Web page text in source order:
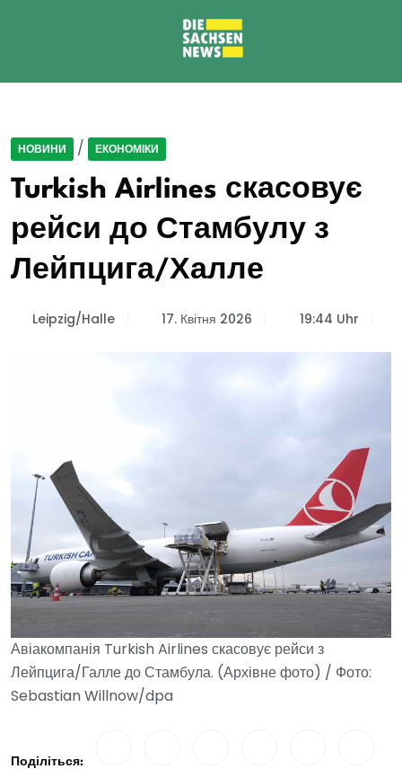
НОВИНИ / ЕКОНОМІКИ
Turkish Airlines скасовує
рейси до Стамбулу з
Лейпцига/Халле
Leipzig/Halle 17. Квітня 2026 19:44 Uhr
Авіакомпанія Turkish Airlines скасовує рейси з
Лейпцига/Галле до Стамбула. (Архівне фото) / Фото:
Sebastian Willnow/dpa
Поділіться: